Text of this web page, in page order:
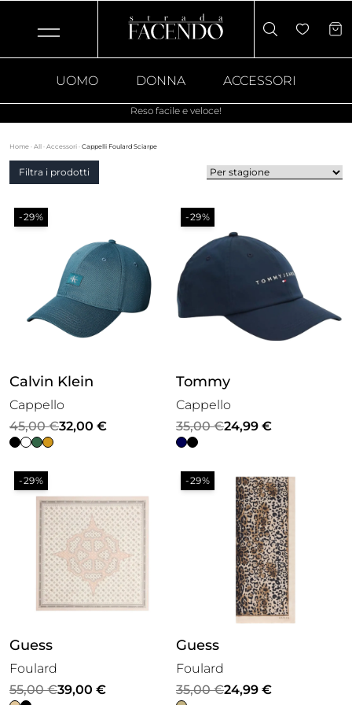
UOMO DONNA ACCESSORI
Reso facile e veloce!
Home · All · Accessori · Cappelli Foulard Sciarpe
Filtra i prodotti
-29%
Calvin Klein
Cappello
45,00€
Il
prezzo
originale
era:
45,00 €.
32,00 €
Il
prezzo
attuale
è:
32,00 €.
-29%
Tommy
Cappello
35,00€
Il
prezzo
originale
era:
24,99 €
Il
prezzo
attuale
è:
-29%
Guess
Foulard
55,00€
Il
39,00 €
Il
-29%
Guess
Foulard
35,00€
Il
24,99 €
Il